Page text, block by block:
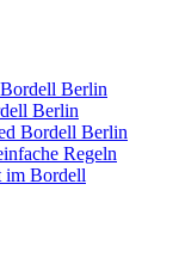
Berlin
Berlin
Bordell Berlin
Regeln
im Bordell